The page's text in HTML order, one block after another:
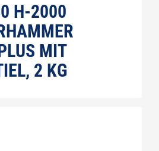
H-2000
MIT
2 KG